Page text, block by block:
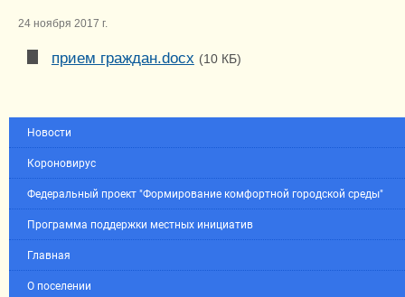
24 ноября 2017 г.
прием граждан.docx (10 КБ)
Новости
Короновирус
Федеральный проект "Формирование комфортной городской среды"
Программа поддержки местных инициатив
Главная
О поселении